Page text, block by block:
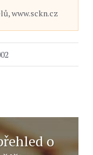
www.sckn.cz
o